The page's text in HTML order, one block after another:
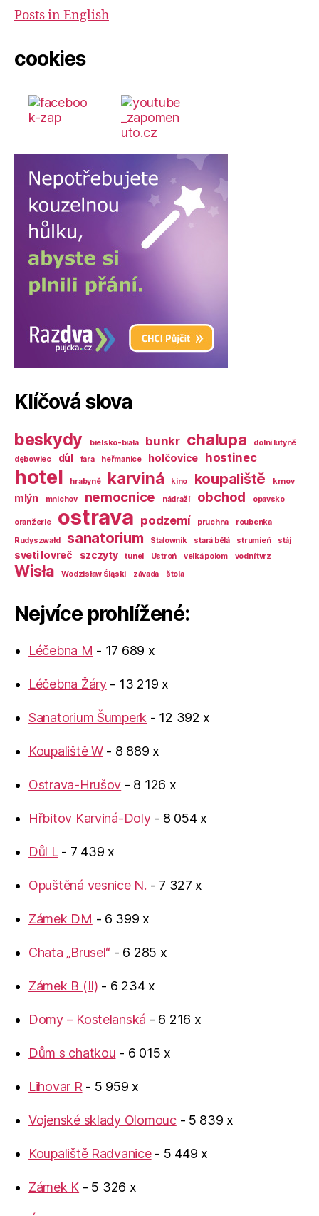
Posts in English
cookies
Klíčová slova
beskydy bielsko-biała bunkr chalupa
dolní lutyně
dębowiec
důl fara heřmanice holčovice hostinec
hotel hrabyně karviná kino koupaliště krnov
mlýn mnichov nemocnice nádraží obchod opavsko
oranžerie ostrava podzemí pruchna
roubenka
Rudyszwałd
sanatorium Stalownik stará bělá strumień stáj
sveti lovreč szczyty tunel Ustroń velká polom vodní tvrz
Wisła Wodzisław Śląski závada štola
Nejvíce prohlížené:
Léčebna M - 17 689 x
Léčebna Žáry- 13 219 x
Sanatorium Šumperk - 12 392 x
Koupaliště W- 8 889 x
Ostrava-Hrušov - 8 126 x
Hřbitov Karviná-Doly- 8 054 x
Důl L- 7 439 x
Opuštěná vesnice N. - 7 327 x
Zámek DM - 6 399 x
Chata „Brusel“ - 6 285 x
Zámek B (II) - 6 234 x
Domy – Kostelanská - 6 216 x
Dům s chatkou - 6 015 x
Lihovar R - 5 959 x
Vojenské sklady Olomouc- 5 839 x
Koupaliště Radvanice- 5 449 x
Zámek K - 5 326 x